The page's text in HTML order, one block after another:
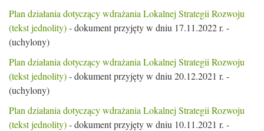
Plan działania dotyczący wdrażania Lokalnej Strategii Rozwoju
(tekst jednolity)- dokument przyjęty w dniu 17.11.2022 r. -
(uchylony)
Plan działania dotyczący wdrażania Lokalnej Strategii Rozwoju
(tekst jednolity)- dokument przyjęty w dniu 20.12.2021 r. -
(uchylony)
Plan działania dotyczący wdrażania Lokalnej Strategii Rozwoju
(tekst jednolity)- dokument przyjęty w dniu 10.11.2021 r. -